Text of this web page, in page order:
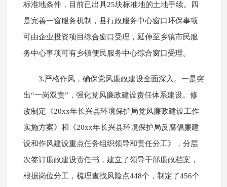
标准地条件，目前已出具25块标准地的土地手续。四
是完善一窗服务机制，县行政服务中心窗口环保事项
可由企业投资项目综合窗口受理，延伸至乡镇市民服
务中心事项可有乡镇便民服务中心综合窗口受理。
3.严格作风，确保党风廉政建设全面深入。一是突
出“一岗双责”，强化党风廉政建设责任体系建设。修
改制定《20xx年长兴县环境保护局党风廉政建设工作
实施方案》和《20xx年长兴县环境保护局反腐倡廉建
设和作风建设重点任务组织领导和责任分工》，分层
次签订廉政建设责任书，建立了领导干部廉政档案，
根据岗位分工，梳理查找风险点448个，制定了456个